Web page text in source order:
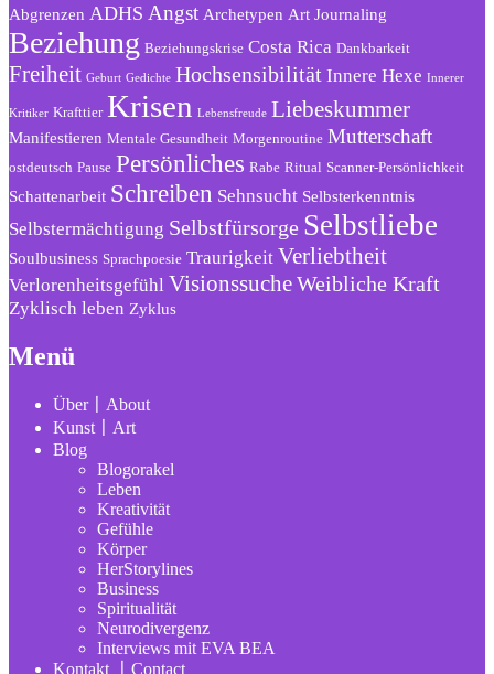
Abgrenzen ADHS Angst Archetypen Art Journaling
Beziehung Beziehungskrise Costa Rica Dankbarkeit
Freiheit Geburt Gedichte Hochsensibilität Innere Hexe Innerer
Kritiker Krafttier Krisen Lebensfreude Liebeskummer
Manifestieren Mentale Gesundheit Morgenroutine Mutterschaft
ostdeutsch Pause Persönliches Rabe Ritual Scanner-Persönlichkeit
Schattenarbeit Schreiben Sehnsucht Selbsterkenntnis
Selbstermächtigung Selbstfürsorge Selbstliebe
Soulbusiness Sprachpoesie Traurigkeit Verliebtheit
Verlorenheitsgefühl VisionssucheWeibliche Kraft
Zyklisch leben Zyklus
Menü
Über〡About
Kunst〡Art
Blog
Blogorakel
Leben
Kreativität
Gefühle
Körper
HerStorylines
Business
Spiritualität
Neurodivergenz
Interviews mit EVA BEA
Kontakt 〡Contact